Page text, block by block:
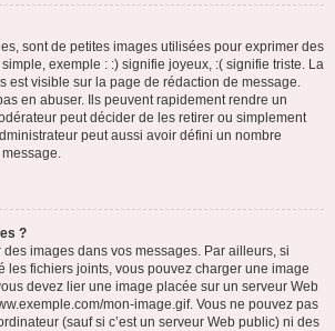
sont de petites images utilisées pour exprimer des
exemple : :) signifie joyeux, :( signifie triste. La
est visible sur la page de rédaction de message.
en abuser. Ils peuvent rapidement rendre un
peut décider de les retirer ou simplement
peut aussi avoir défini un nombre
?
images dans vos messages. Par ailleurs, si
les fichiers joints, vous pouvez charger une image
devez lier une image placée sur un serveur Web
mon-image.gif. Vous ne pouvez pas
(sauf si c’est un serveur Web public) ni des